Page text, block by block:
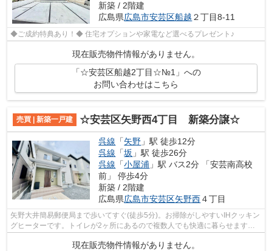
新築 / 2階建
広島県広島市安芸区船越 ２丁目8-11
◆ご成約特典あり！◆ 住宅オプションや家電など選べるプレゼント♪
現在販売物件情報がありません。
「☆安芸区船越2丁目☆№1」への
お問い合わせはこちら
売買 | 新築一戸建 ☆安芸区矢野西4丁目 新築分譲☆
呉線 「矢野 」駅 徒歩12分
呉線 「坂 」駅 徒歩26分
呉線 「小屋浦 」駅 バス2分 「安芸南高校
前」 停歩4分
新築 / 2階建
広島県広島市安芸区矢野西４丁目
矢野大井簡易郵便局まで歩いてすぐ(徒歩5分)。お掃除がしやすいIHクッキン
グヒーターです。トイレが2ヶ所にあるので複数人でも快適に暮らせます。
この物件は広々としたシステムキッチ...
現在販売物件情報がありません。